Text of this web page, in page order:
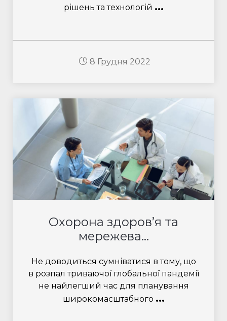
рішень та технологій ...
8 Грудня 2022
Охорона здоров’я та
мережева...
Не доводиться сумніватися в тому, що
в розпал триваючої глобальної пандемії
не найлегший час для планування
широкомасштабного ...